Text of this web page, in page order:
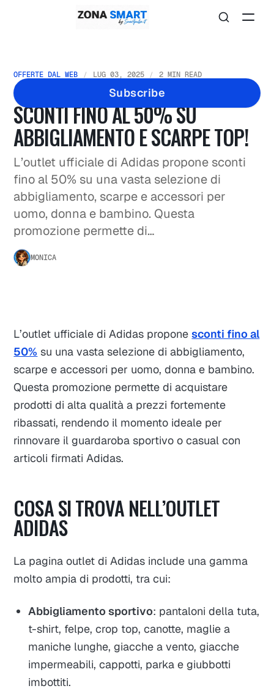
Subscribe
OFFERTE DAL WEB LUG 03, 2025 2 MIN READ
OCCASIONI ADIDAS IMPERDIBILI:
SCONTI FINO AL 50% SU
ABBIGLIAMENTO E SCARPE TOP!
L’outlet ufficiale di Adidas propone sconti
fino al 50% su una vasta selezione di
abbigliamento, scarpe e accessori per
uomo, donna e bambino. Questa
promozione permette di…
MONICA
L’outlet ufficiale di Adidas proponesconti fino al
50% su una vasta selezione di abbigliamento,
scarpe e accessori per uomo, donna e bambino.
Questa promozione permette di acquistare
prodotti di alta qualità a prezzi fortemente
ribassati, rendendo il momento ideale per
rinnovare il guardaroba sportivo o casual con
articoli firmati Adidas.
COSA SI TROVA NELL’OUTLET
ADIDAS
La pagina outlet di Adidas include una gamma
molto ampia di prodotti, tra cui:
Abbigliamento sportivo: pantaloni della tuta,
t-shirt, felpe, crop top, canotte, maglie a
maniche lunghe, giacche a vento, giacche
impermeabili, cappotti, parka e giubbotti
imbottiti.